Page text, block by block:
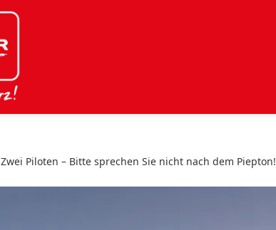
Zwei Piloten – Bitte sprechen Sie nicht nach dem Piepton!